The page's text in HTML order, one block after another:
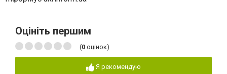
Оцініть першим
(0 оцінок)
Я рекомендую